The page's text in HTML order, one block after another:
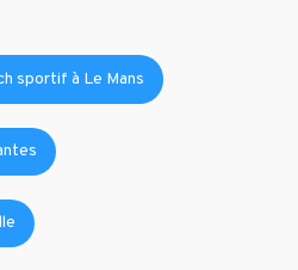
sportif à Le Mans